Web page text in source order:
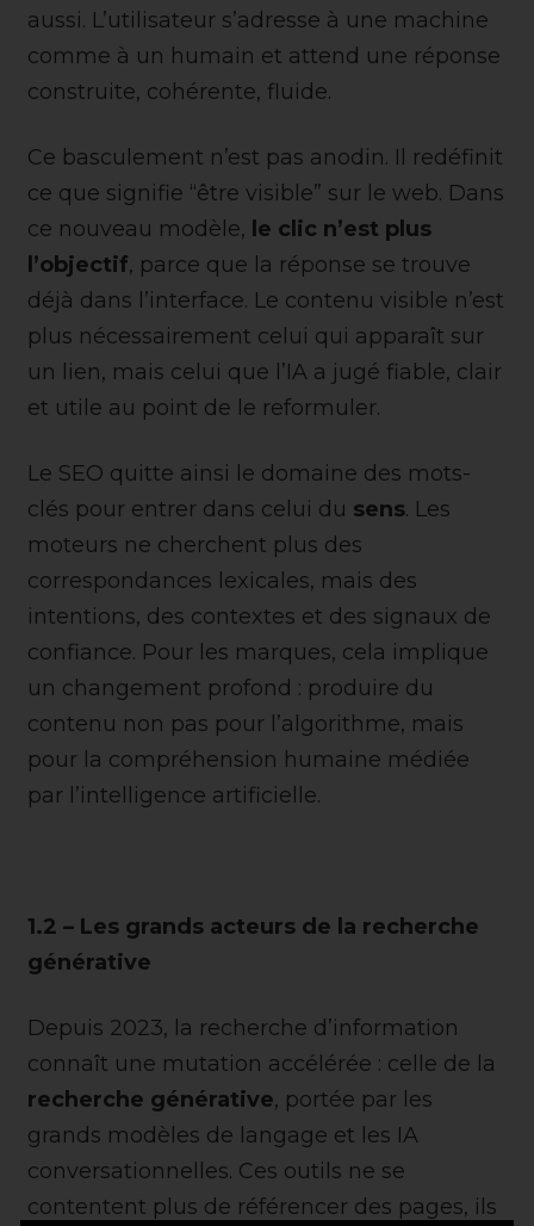
aussi. L’utilisateur s’adresse à une machine
comme à un humain et attend une réponse
construite, cohérente, fluide.
Ce basculement n’est pas anodin. Il redéfinit
ce que signifie “être visible” sur le web. Dans
ce nouveau modèle, le clic n’est plus
l’objectif, parce que la réponse se trouve
déjà dans l’interface. Le contenu visible n’est
plus nécessairement celui qui apparaît sur
un lien, mais celui que l’IA a jugé fiable, clair
et utile au point de le reformuler.
Le SEO quitte ainsi le domaine des mots-
clés pour entrer dans celui du sens. Les
moteurs ne cherchent plus des
correspondances lexicales, mais des
intentions, des contextes et des signaux de
confiance. Pour les marques, cela implique
un changement profond : produire du
contenu non pas pour l’algorithme, mais
pour la compréhension humaine médiée
par l’intelligence artificielle.
1.2 – Les grands acteurs de la recherche
générative
Depuis 2023, la recherche d’information
connaît une mutation accélérée : celle de la
recherche générative, portée par les
grands modèles de langage et les IA
conversationnelles. Ces outils ne se
contentent plus de référencer des pages, ils